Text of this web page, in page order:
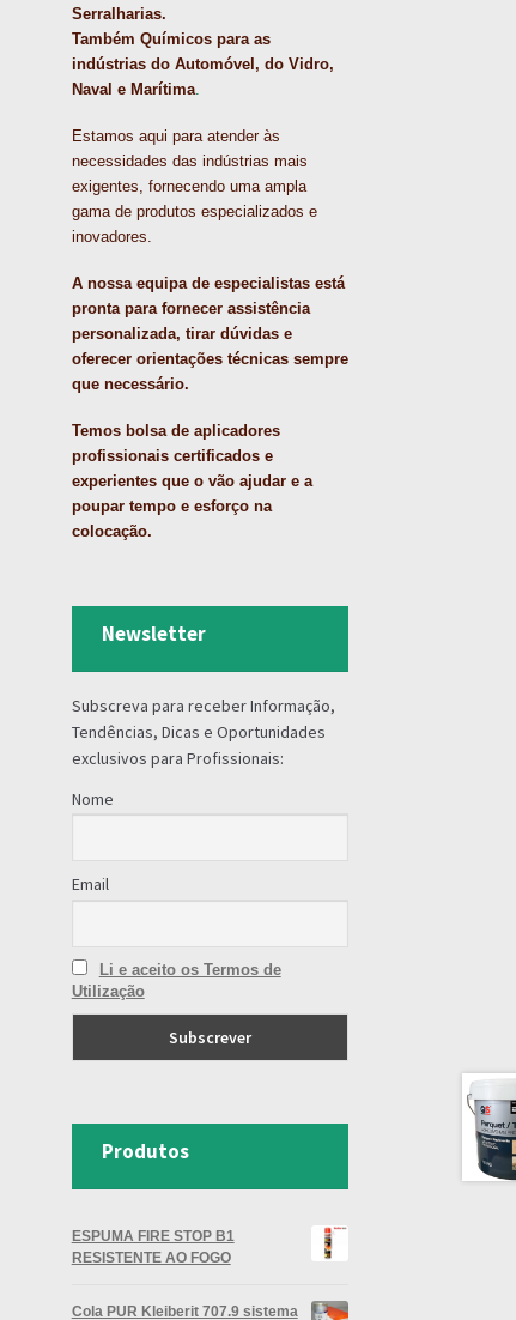
Serralharias.
Também Químicos para as
indústrias do Automóvel, do Vidro,
Naval e Marítima.
Estamos aqui para atender às
necessidades das indústrias mais
exigentes, fornecendo uma ampla
gama de produtos especializados e
inovadores.
A nossa equipa de especialistas está
pronta para fornecer assistência
personalizada, tirar dúvidas e
oferecer orientações técnicas sempre
que necessário.
Temos bolsa de aplicadores
profissionais certificados e
experientes que o vão ajudar e a
poupar tempo e esforço na
colocação.
Newsletter
Subscreva para receber Informação,
Tendências, Dicas e Oportunidades
exclusivos para Profissionais:
Nome
Email
Li e aceito os Termos de
Utilização
Produtos
ESPUMA FIRE STOP B1
RESISTENTE AO FOGO
Cola PUR Kleiberit 707.9 sistema